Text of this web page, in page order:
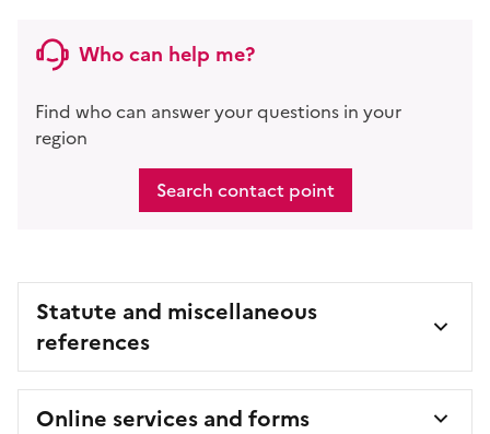
Who can help me?
Find who can answer your questions in your
region
Search contact point
Statute and miscellaneous
references
Online services and forms